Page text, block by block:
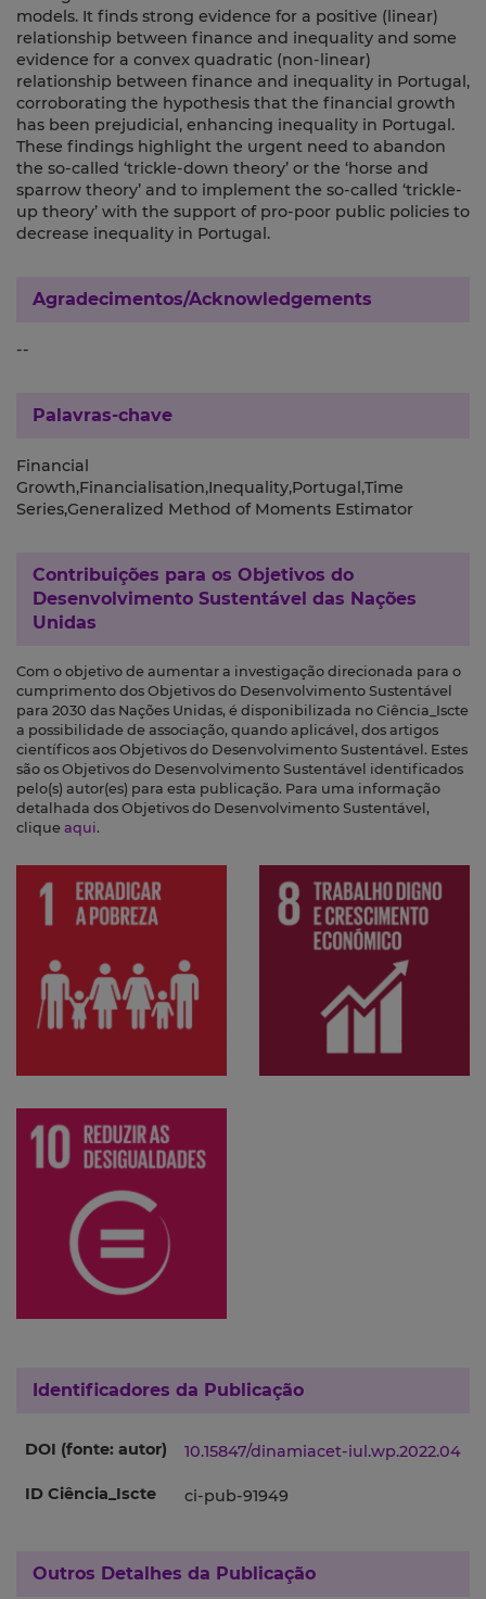
models. It finds strong evidence for a positive (linear)
relationship between finance and inequality and some
evidence for a convex quadratic (non-linear)
relationship between finance and inequality in Portugal,
corroborating the hypothesis that the financial growth
has been prejudicial, enhancing inequality in Portugal.
These findings highlight the urgent need to abandon
the so-called ‘trickle-down theory’ or the ‘horse and
sparrow theory’ and to implement the so-called ‘trickle-
up theory’ with the support of pro-poor public policies to
decrease inequality in Portugal.
Agradecimentos/Acknowledgements
--
Palavras-chave
Financial
Growth,Financialisation,Inequality,Portugal,Time
Series,Generalized Method of Moments Estimator
Contribuições para os Objetivos do
Desenvolvimento Sustentável das Nações
Unidas
Com o objetivo de aumentar a investigação direcionada para o
cumprimento dos Objetivos do Desenvolvimento Sustentável
para 2030 das Nações Unidas, é disponibilizada no Ciência_Iscte
a possibilidade de associação, quando aplicável, dos artigos
científicos aos Objetivos do Desenvolvimento Sustentável. Estes
são os Objetivos do Desenvolvimento Sustentável identificados
pelo(s) autor(es) para esta publicação. Para uma informação
detalhada dos Objetivos do Desenvolvimento Sustentável,
clique aqui.
Identificadores da Publicação
DOI (fonte: autor) 10.15847/dinamiacet-iul.wp.2022.04
ID Ciência_Iscte ci-pub-91949
Outros Detalhes da Publicação